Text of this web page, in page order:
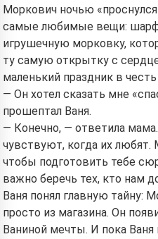
Моркович ночью
самые любимые вещи:
игрушечную морковку,
ту самую открытку с
маленький праздник в
— Он хотел сказать мне
прошептал Ваня.
— Конечно, — ответила
чувствуют, когда их любят.
чтобы подготовить тебе
важно беречь тех, кто нам
Ваня понял главную тайну:
просто из магазина. Он
Ваниной мечты. И пока Ваня